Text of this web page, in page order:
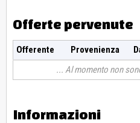
Offerte pervenute
Offerente Provenienza
Al momento non
Informazioni